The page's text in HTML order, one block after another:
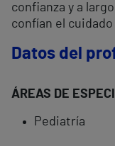
confianza y a
confían el
Datos del
ÁREAS DE
Pediatría